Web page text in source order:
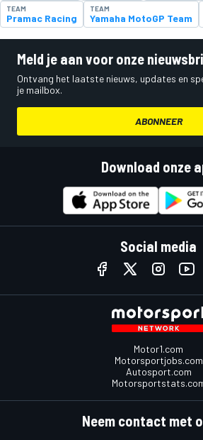
TEAM
Pramac Racing
TEAM
Yamaha MotoGP Team
Meld je aan voor onze
Ontvang het laatste nieuws, updates en
je mailbox.
ABONNEER
Download onze
Social media
Motor1.com
Motorsportjobs.com
Autosport.com
Neem contact met